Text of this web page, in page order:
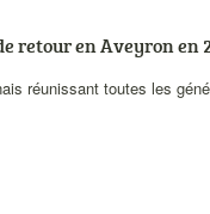
retour en Aveyron en
réunissant toutes les